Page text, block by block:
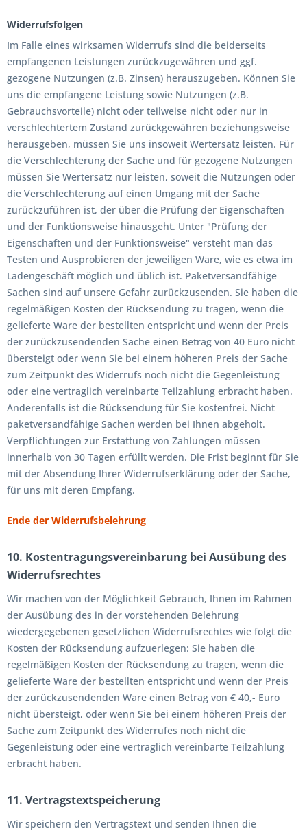
Widerrufsfolgen
Im Falle eines wirksamen Widerrufs sind die beiderseits
empfangenen Leistungen zurückzugewähren und ggf.
gezogene Nutzungen (z.B. Zinsen) herauszugeben. Können Sie
uns die empfangene Leistung sowie Nutzungen (z.B.
Gebrauchsvorteile) nicht oder teilweise nicht oder nur in
verschlechtertem Zustand zurückgewähren beziehungsweise
herausgeben, müssen Sie uns insoweit Wertersatz leisten. Für
die Verschlechterung der Sache und für gezogene Nutzungen
müssen Sie Wertersatz nur leisten, soweit die Nutzungen oder
die Verschlechterung auf einen Umgang mit der Sache
zurückzuführen ist, der über die Prüfung der Eigenschaften
und der Funktionsweise hinausgeht. Unter "Prüfung der
Eigenschaften und der Funktionsweise" versteht man das
Testen und Ausprobieren der jeweiligen Ware, wie es etwa im
Ladengeschäft möglich und üblich ist. Paketversandfähige
Sachen sind auf unsere Gefahr zurückzusenden. Sie haben die
regelmäßigen Kosten der Rücksendung zu tragen, wenn die
gelieferte Ware der bestellten entspricht und wenn der Preis
der zurückzusendenden Sache einen Betrag von 40 Euro nicht
übersteigt oder wenn Sie bei einem höheren Preis der Sache
zum Zeitpunkt des Widerrufs noch nicht die Gegenleistung
oder eine vertraglich vereinbarte Teilzahlung erbracht haben.
Anderenfalls ist die Rücksendung für Sie kostenfrei. Nicht
paketversandfähige Sachen werden bei Ihnen abgeholt.
Verpflichtungen zur Erstattung von Zahlungen müssen
innerhalb von 30 Tagen erfüllt werden. Die Frist beginnt für Sie
mit der Absendung Ihrer Widerrufserklärung oder der Sache,
für uns mit deren Empfang.
Ende der Widerrufsbelehrung
10. Kostentragungsvereinbarung bei Ausübung des
Widerrufsrechtes
Wir machen von der Möglichkeit Gebrauch, Ihnen im Rahmen
der Ausübung des in der vorstehenden Belehrung
wiedergegebenen gesetzlichen Widerrufsrechtes wie folgt die
Kosten der Rücksendung aufzuerlegen: Sie haben die
regelmäßigen Kosten der Rücksendung zu tragen, wenn die
gelieferte Ware der bestellten entspricht und wenn der Preis
der zurückzusendenden Ware einen Betrag von € 40,- Euro
nicht übersteigt, oder wenn Sie bei einem höheren Preis der
Sache zum Zeitpunkt des Widerrufes noch nicht die
Gegenleistung oder eine vertraglich vereinbarte Teilzahlung
erbracht haben.
11. Vertragstextspeicherung
Wir speichern den Vertragstext und senden Ihnen die